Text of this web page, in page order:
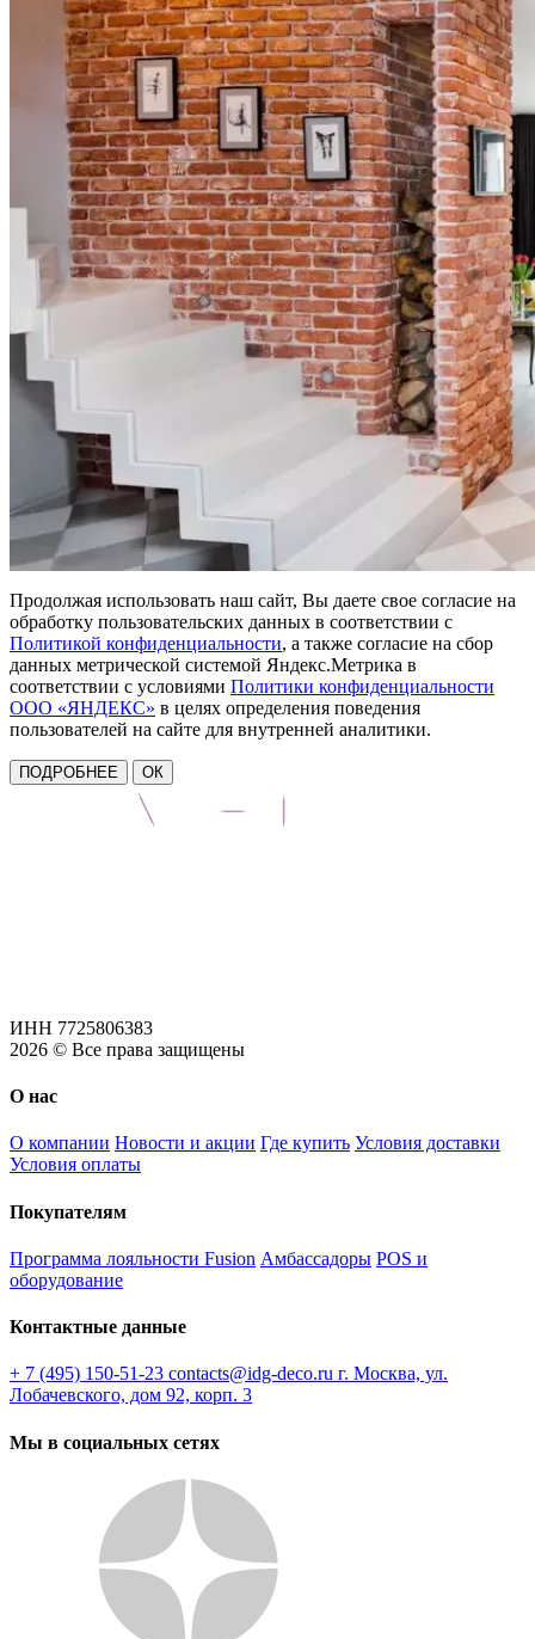
Продолжая использовать наш сайт, Вы даете свое согласие на
обработку пользовательских данных в соответствии с
Политикой конфиденциальности, а также согласие на сбор
данных метрической системой Яндекс.Метрика в
соответствии с условиями Политики конфиденциальности
ООО «ЯНДЕКС» в целях определения поведения
пользователей на сайте для внутренней аналитики.
ПОДРОБНЕЕ ОК
ИНН 7725806383
2026 © Все права защищены
О нас
О компании Новости и акции Где купить Условия доставки
Условия оплаты
Покупателям
Программа лояльности Fusion Амбассадоры POS и
оборудование
Контактные данные
+ 7 (495) 150-51-23 contacts@idg-deco.ru г. Москва, ул.
Лобачевского, дом 92, корп. 3
Мы в социальных сетях